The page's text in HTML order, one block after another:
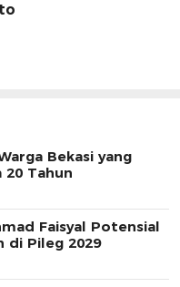
Bekasi yang
20 Tahun
Faisyal Potensial
di Pileg 2029